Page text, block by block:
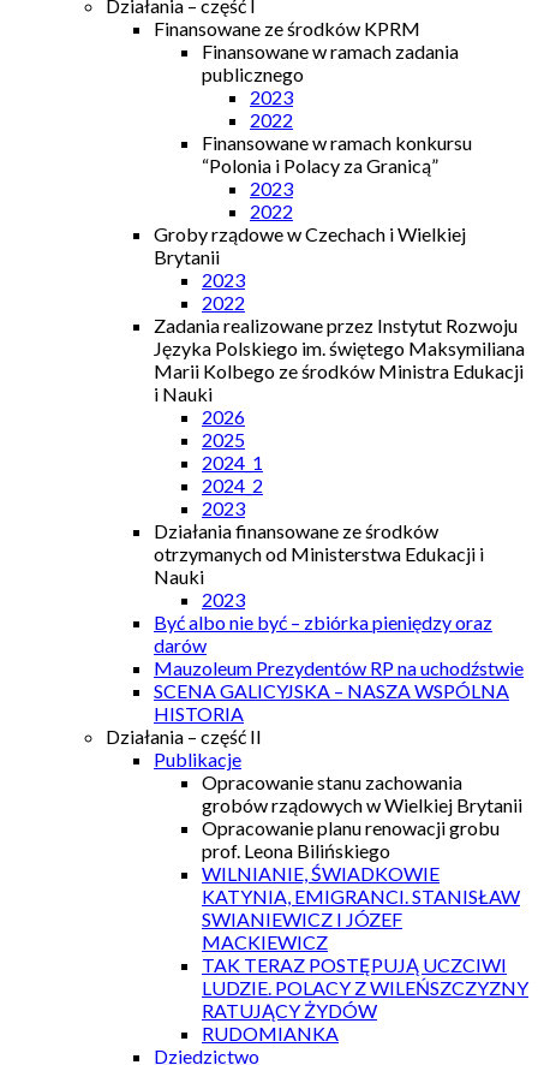
Działania – część I
Finansowane ze środków KPRM
Finansowane w ramach zadania
publicznego
2023
2022
Finansowane w ramach konkursu
“Polonia i Polacy za Granicą”
2023
2022
Groby rządowe w Czechach i Wielkiej
Brytanii
2023
2022
Zadania realizowane przez Instytut Rozwoju
Języka Polskiego im. świętego Maksymiliana
Marii Kolbego ze środków Ministra Edukacji
i Nauki
2026
2025
2024_1
2024_2
2023
Działania finansowane ze środków
otrzymanych od Ministerstwa Edukacji i
Nauki
2023
Być albo nie być – zbiórka pieniędzy oraz
darów
Mauzoleum Prezydentów RP na uchodźstwie
SCENA GALICYJSKA – NASZA WSPÓLNA
HISTORIA
Działania – część II
Publikacje
Opracowanie stanu zachowania
grobów rządowych w Wielkiej Brytanii
Opracowanie planu renowacji grobu
prof. Leona Bilińskiego
WILNIANIE, ŚWIADKOWIE
KATYNIA, EMIGRANCI. STANISŁAW
SWIANIEWICZ I JÓZEF
MACKIEWICZ
TAK TERAZ POSTĘPUJĄ UCZCIWI
LUDZIE. POLACY Z WILEŃSZCZYZNY
RATUJĄCY ŻYDÓW
RUDOMIANKA
Dziedzictwo